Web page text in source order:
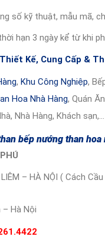
số kỹ thuật, mẫu mã,
hạn 3 ngày kể từ khi
Thiết Kế, Cung Cấp &
, Khu Công Nghiệp,
Hoa Nhà Hàng, Quán
Nhà Hàng, Khách sạn,…
bếp nướng than hoa
– HÀ NỘI ( Cách
– Hà Nội